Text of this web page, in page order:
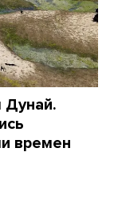
Дунай.
времен